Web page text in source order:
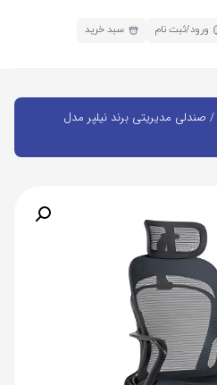
ورود/ثبت نام سبد خرید
/ صندلی مدیریتی برند نیلپر مدل